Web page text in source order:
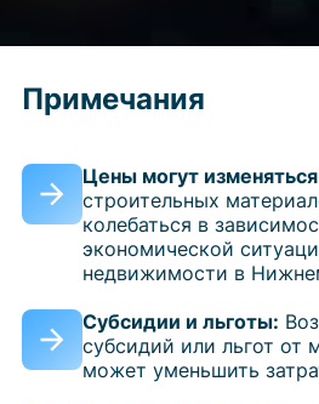
Примечания
Цены могут
строительных
колебаться в
экономической
недвижимости в
Субсидии и льготы:
субсидий или льгот от
может уменьшить